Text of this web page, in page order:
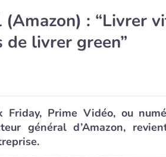
(Amazon) : “Livrer
de livrer green”
Friday, Prime Vidéo, ou
général d’Amazon,